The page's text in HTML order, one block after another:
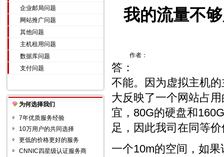
企业邮局问题
网站推广问题
其他问题
主机租用问题
数据库问题
支付问题
为何选择我们
7年优质服务经验
10万用户的共同选择
更低的价格更好的服务
CNNIC四星级认证服务商
我的流量不
作者：
答：
不能。因为虚拟主机
大反映了一个网站占
宜，80G的硬盘和
足，因此我司在同等
一个10m的空间，如